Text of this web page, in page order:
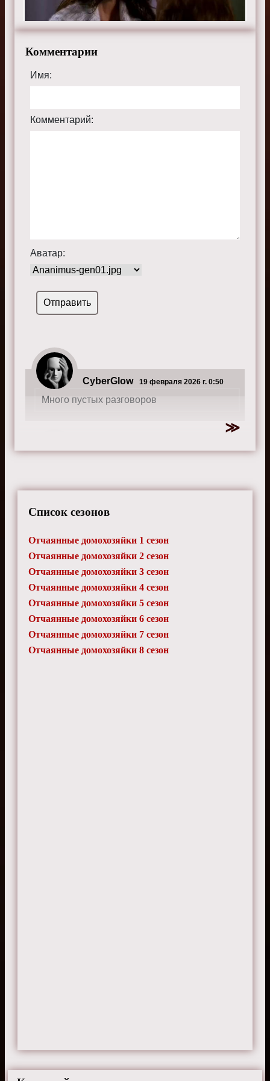
Комментарии
Имя:
Комментарий:
Аватар:
CyberGlow 19 февраля 2026 г. 0:50
Много пустых разговоров
третий раз, каждый раз замечаю новые
Список сезонов
Отчаянные домохозяйки 1 сезон
Отчаянные домохозяйки 2 сезон
Отчаянные домохозяйки 3 сезон
Отчаянные домохозяйки 4 сезон
Отчаянные домохозяйки 5 сезон
Отчаянные домохозяйки 6 сезон
Отчаянные домохозяйки 7 сезон
Отчаянные домохозяйки 8 сезон